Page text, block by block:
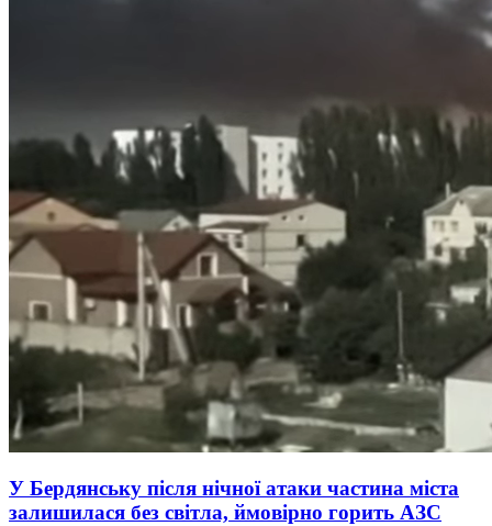
У Бердянську після нічної атаки частина міста
залишилася без світла, ймовірно горить АЗС